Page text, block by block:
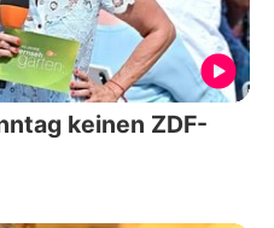
keinen ZDF-